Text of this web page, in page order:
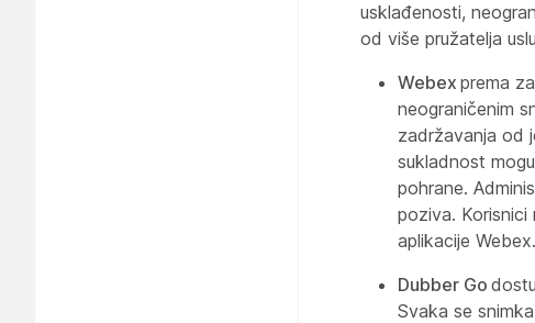
usklađenosti,
od više pružatelja
Webex prema
neograničenim
zadržavanja od
sukladnost
pohrane.
poziva. Korisnici
aplikacije Webex.
Dubber Go
Svaka se